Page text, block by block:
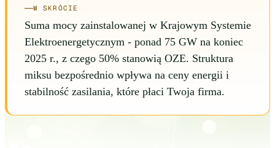
W SKRÓCIE
Suma mocy zainstalowanej w Krajowym Systemie
Elektroenergetycznym - ponad 75 GW na koniec
2025 r., z czego 50% stanowią OZE. Struktura
miksu bezpośrednio wpływa na ceny energii i
stabilność zasilania, które płaci Twoja firma.